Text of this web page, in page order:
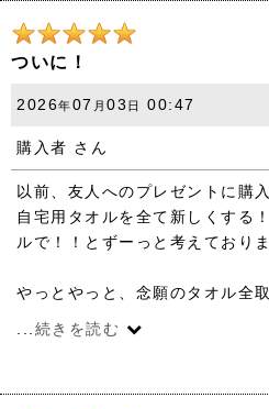
ついに！
2026年07 月 03 日 00:47
購入者 さん
以前、友人へのプレゼントに購
自宅用タオルを全て新しくする
ルで！！とずーっと考えておりま
やっとやっと、念願のタオル全
もう絶対に満足出来るものを...
選ぶとすればこちらのタオル1択
大満足です！
...続きを読む